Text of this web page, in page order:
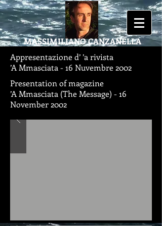
MASSIMILIANOCANZANELLA
Appresentazione d’ ’a rivista
’A Mmasciata - 16 Nuvembre 2002
Presentation of magazine
’A Mmasciata (The Message) - 16
November 2002